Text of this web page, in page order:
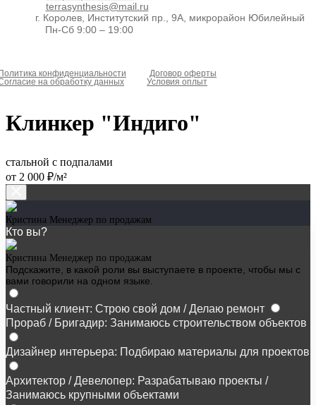
Клинкер "Индиго"
стальной с подпалами
от 2 000 ₽/м²
Кристина Менеджер по продажам
Кто вы?
Кристина Менеджер по продажам
Подскажите, в какой роли вы выступаете в проекте, чтобы мы с
вами говорили на одном языке.
Частный клиент: Строю свой дом / Делаю ремонт
Прораб / Бригадир: Занимаюсь строительством объектов
Дизайнер интерьера: Подбираю материалы для проектов
Архитектор / Девелопер: Разрабатываю проекты /
Занимаюсь крупными объектами
terrasynthesis@mail.ru
г. Королев, Институтский пр., 9А, микрорайон Юбилейный
Пн-Сб 9:00 – 19:00
конфиденциальности
Договор оферты
на обработку данных
Условия оплыт